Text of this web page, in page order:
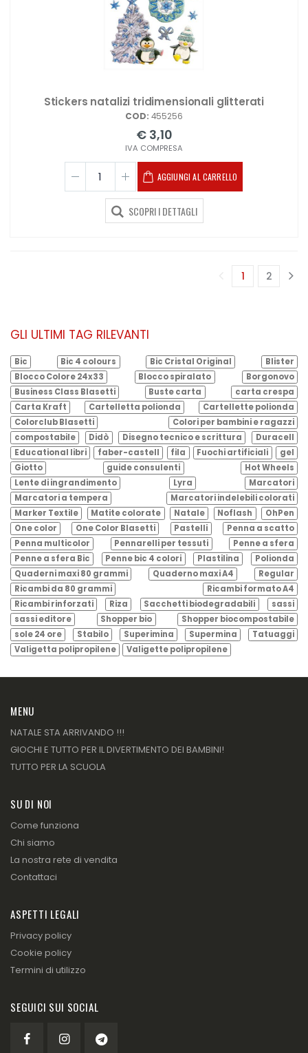
Stickers natalizi tridimensionali glitterati
COD: 455256
€ 3,10
IVA COMPRESA
AGGIUNGI AL CARRELLO
SCOPRI I DETTAGLI
1(corrente)
2
GLI ULTIMI TAG RILEVANTI
Bic Bic 4 colours Bic Cristal Original
Blister
Blocco Colore 24x33
Blocco spiralato
Borgonovo
Business Class Blasetti
Buste carta
carta crespa
Carta Kraft
Cartelletta polionda
Cartellette polionda
Colorclub Blasetti
Colori per bambini e ragazzi
compostabile
Didò Disegno tecnico e scrittura
Duracell
Educational libri
faber-castell fila Fuochi artificiali
gel
Giotto
guide consulenti
Hot Wheels
Lente di ingrandimento
Lyra
Marcatori
Marcatori a tempera
Marcatori indelebili colorati
Marker Textile
Matite colorate Natale Noflash
OhPen
One color
One Color Blasetti Pastelli
Penna a scatto
Penna multicolor
Pennarelli per tessuti
Penne a sfera
Penne a sfera Bic
Penne bic 4 colori Plastilina
Polionda
Quaderni maxi 80 grammi
Quaderno maxi A4
Regular
Ricambi da 80 grammi
Ricambi formato A4
Ricambi rinforzati
Riza Sacchetti biodegradabili
sassi
sassi editore
Shopper bio
Shopper biocompostabile
sole 24 ore
Stabilo Superimina Supermina
Tatuaggi
Valigetta polipropilene
Valigette polipropilene
MENU
NATALE STA ARRIVANDO !!!
GIOCHI E TUTTO PER IL DIVERTIMENTO DEI BAMBINI!
TUTTO PER LA SCUOLA
SU DI NOI
Come funziona
Chi siamo
La nostra rete di vendita
Contattaci
ASPETTI LEGALI
Privacy policy
Cookie policy
Termini di utilizzo
SEGUICI SUI SOCIAL